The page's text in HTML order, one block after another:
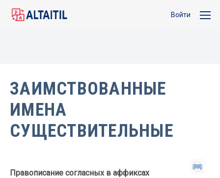
Войти
ЗАИМСТВОВАННЫЕ
ИМЕНА
СУЩЕСТВИТЕЛЬНЫЕ
Правописание согласных в аффиксах